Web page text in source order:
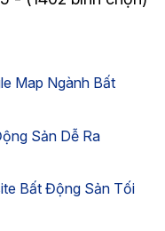
Map Ngành Bất
Sản Dễ Ra
Bất Động Sản Tối